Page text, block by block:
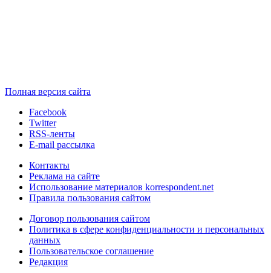
Полная версия сайта
Facebook
Twitter
RSS-ленты
E-mail рассылка
Контакты
Реклама на сайте
Использование материалов korrespondent.net
Правила пользования сайтом
Договор пользования сайтом
Политика в сфере конфиденциальности и персональных
данных
Пользовательское соглашение
Редакция